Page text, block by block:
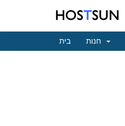
בית